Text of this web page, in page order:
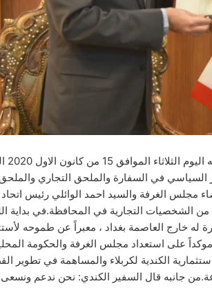
السياسي في السفارة والملحق التجاري
الغرفة والسيد احمد الوائلي رئيس اتحاد
من الشخصيات التجارية في المحافظة.في بداية
له خارج العاصمة بغداد ، معبراً عن طموحه
على استعداد مجلس الغرفة والحكومة
الكندية لكربلاء والمساهمة في تطوير
جانبه قال السفير الكندي: نحن ندعم